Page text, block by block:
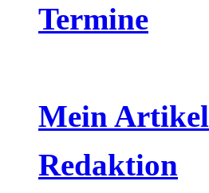
Termine
Mein Artikel
Redaktion